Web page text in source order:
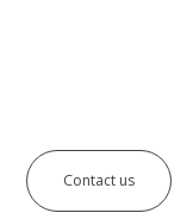
Contact us